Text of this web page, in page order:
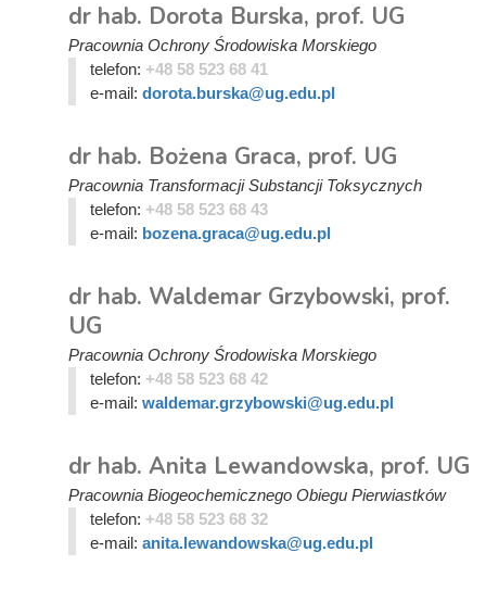
dr hab. Dorota Burska, prof. UG
Pracownia Ochrony Środowiska Morskiego
telefon: +48 58 523 68 41
e-mail: dorota.burska@ug.edu.pl
dr hab. Bożena Graca, prof. UG
Pracownia Transformacji Substancji Toksycznych
telefon: +48 58 523 68 43
e-mail: bozena.graca@ug.edu.pl
dr hab. Waldemar Grzybowski, prof.
UG
Pracownia Ochrony Środowiska Morskiego
telefon: +48 58 523 68 42
e-mail: waldemar.grzybowski@ug.edu.pl
dr hab. Anita Lewandowska, prof. UG
Pracownia Biogeochemicznego Obiegu Pierwiastków
telefon: +48 58 523 68 32
e-mail: anita.lewandowska@ug.edu.pl